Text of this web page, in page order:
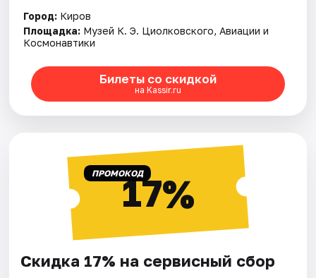
Город: Киров
Площадка: Музей К. Э. Циолковского, Авиации и
Космонавтики
Билеты со скидкой
на Kassir.ru
ПРОМОКОД17%
Скидка 17% на сервисный сбор